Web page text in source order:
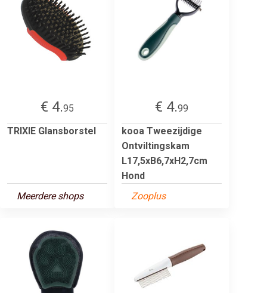
€ 4.95
TRIXIE Glansborstel
Meerdere shops
€ 4.99
kooa Tweezijdige
Ontviltingskam
L17,5xB6,7xH2,7cm
Hond
Zooplus